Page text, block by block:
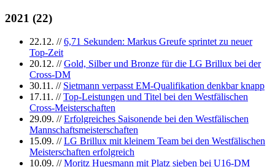
2021 (22)
22.12. //6,71 Sekunden: Markus Greufe sprintet zu neuer
Top-Zeit
20.12. //Gold, Silber und Bronze für die LG Brillux bei der
Cross-DM
30.11. // Sietmann verpasst EM-Qualifikation denkbar knapp
17.11. //Top-Leistungen und Titel bei den Westfälischen
Cross-Meisterschaften
29.09. //Erfolgreiches Saisonende bei den Westfälischen
Mannschaftsmeisterschaften
15.09. //LG Brillux mit kleinem Team bei den Westfälischen
Meisterschaften erfolgreich
10.09. //Moritz Huesmann mit Platz sieben bei U16-DM